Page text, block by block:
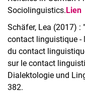
Sociolinguistics.Lien
Schäfer, Lea (2017) :
contact linguistique -
du contact
sur le contact
Dialektologie und
382.